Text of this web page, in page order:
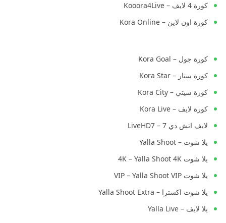
كورة 4 لايف – Kooora4Live
كورة اون لاين – Kora Online
كورة جول – Kora Goal
كورة ستار – Kora Star
كورة سيتي – Kora City
كورة لايف – Kora Live
لايف اتش دي 7 – LiveHD7
يلا شوت – Yalla Shoot
يلا شوت 4K – Yalla Shoot 4K
يلا شوت VIP – Yalla Shoot VIP
يلا شوت اكسترا – Yalla Shoot Extra
يلا لايف – Yalla Live